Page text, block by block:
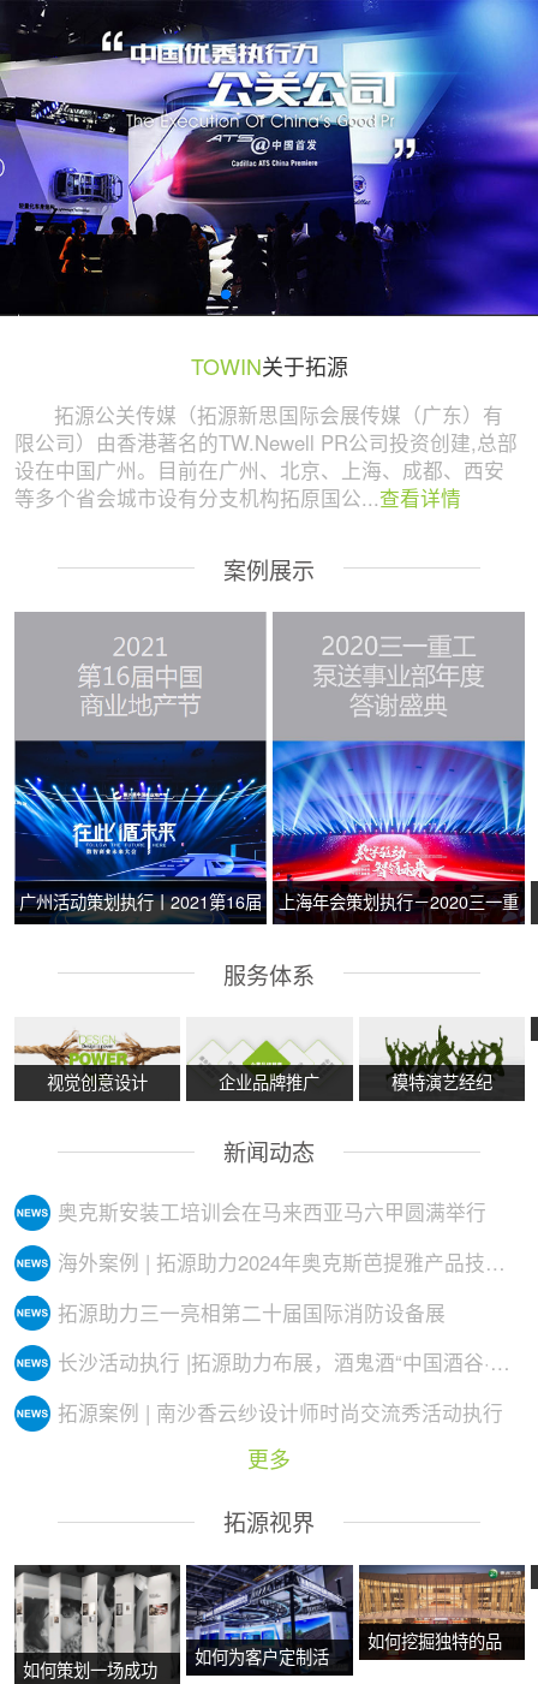
广州活动策划与执行公司 | 拓源策划
TOWIN关于拓源
拓源公关传媒（拓源新思国际会展传媒（广东）有
限公司）由香港著名的TW.Newell PR公司投资创建,总部
设在中国广州。目前在广州、北京、上海、成都、西安
等多个省会城市设有分支机构拓原国公...查看详情
案例展示
广州活动策划执行丨2021第16届
上海年会策划执行－2020三一重
服务体系
视觉创意设计 企业品牌推广 模特演艺经纪
新闻动态
奥克斯安装工培训会在马来西亚马六甲圆满举行
海外案例 | 拓源助力2024年奥克斯芭提雅产品技术培训会议圆满举行
拓源助力三一亮相第二十届国际消防设备展
长沙活动执行 |拓源助力布展，酒鬼酒“中国酒谷·湘西影像艺术展”落地
拓源案例 | 南沙香云纱设计师时尚交流秀活动执行
更多
拓源视界
如何策划一场成功
如何为客户定制活
如何挖掘独特的品